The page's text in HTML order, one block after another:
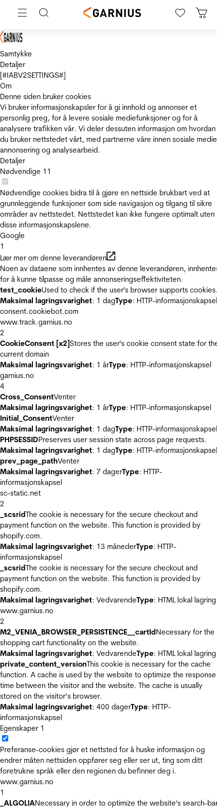
Samtykke
Detaljer
[#IABV2SETTINGS#]
Om
Denne siden bruker cookies
Vi bruker informasjonskapsler for å gi innhold og annonser et
personlig preg, for å levere sosiale mediefunksjoner og for å
analysere trafikken vår. Vi deler dessuten informasjon om hvordan
du bruker nettstedet vårt, med partnerne våre innen sosiale
annonsering og analysearbeid.
Detaljer
Nødvendige 11
Nødvendige cookies bidra til å gjøre en nettside brukbart ved at
grunnleggende funksjoner som side navigasjon og tilgang til sikre
områder av nettstedet. Nettstedet kan ikke fungere optimalt uten
disse informasjonskapslene.
Google
1
Lær mer om denne leverandøren
Noen av dataene som innhentes av denne leverandøren,
for å kunne tilpasse og måle annonseringseffektiviteten.
test_cookieUsed to check if the user's browser supports
Maksimal lagringsvarighet: 1 dagType: HTTP-informasjonskapsel
consent.cookiebot.com
www.track.garnius.no
2
CookieConsent [x2]Stores the user's cookie consent state for
current domain
Maksimal lagringsvarighet: 1 årType: HTTP-informasjonskapsel
garnius.no
4
Cross_ConsentVenter
Maksimal lagringsvarighet: 1 årType: HTTP-informasjonskapsel
Initial_ConsentVenter
Maksimal lagringsvarighet: 1 dagType: HTTP-informasjonskapsel
PHPSESSIDPreserves user session state across page requests.
Maksimal lagringsvarighet: 1 dagType: HTTP-informasjonskapsel
prev_page_pathVenter
Maksimal lagringsvarighet: 7 dagerType: HTTP-
informasjonskapsel
sc-static.net
2
_scsridThe cookie is necessary for the secure checkout and
payment function on the website. This function is provided by
shopify.com.
Maksimal lagringsvarighet: 13 månederType: HTTP-
informasjonskapsel
_scsridThe cookie is necessary for the secure checkout and
payment function on the website. This function is provided by
shopify.com.
Maksimal lagringsvarighet: VedvarendeType: HTML lokal lagring
www.garnius.no
2
M2_VENIA_BROWSER_PERSISTENCE__cartIdNecessary for the
shopping cart functionality on the website.
Maksimal lagringsvarighet: VedvarendeType: HTML lokal lagring
private_content_versionThis cookie is necessary for the cache
function. A cache is used by the website to optimize the response
time between the visitor and the website. The cache is usually
stored on the visitor’s browser.
Maksimal lagringsvarighet: 400 dagerType: HTTP-
informasjonskapsel
Egenskaper 1
Preferanse-cookies gjør et nettsted for å huske informasjon og
endrer måten nettsiden oppfører seg eller ser ut, ting som ditt
foretrukne språk eller den regionen du befinner deg i.
www.garnius.no
1
_ALGOLIANecessary in order to optimize the website's search-